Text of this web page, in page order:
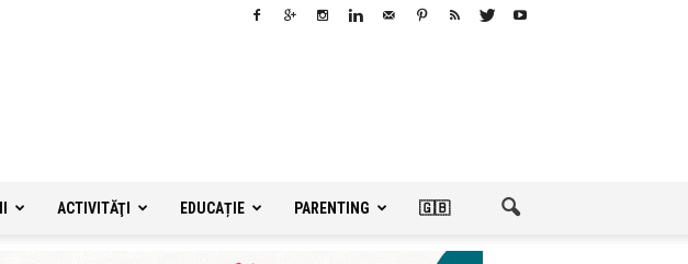
ACTIVITĂŢI EDUCAȚIE PARENTING 🇬🇧